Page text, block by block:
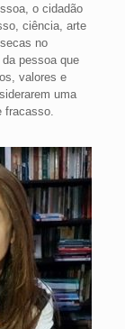
o cidadão
ciência, arte
no
pessoa que
valores e
uma
fracasso.